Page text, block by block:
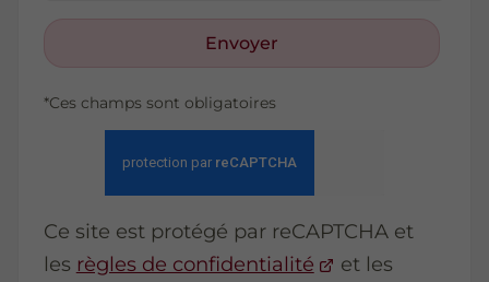
Envoyer
*Ces champs sont obligatoires
Ce site est protégé par reCAPTCHA et
les règles de confidentialité
et les